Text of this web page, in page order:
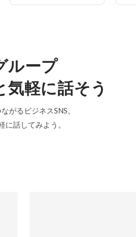
ループ
軽に話そう
がるビジネスSNS。
話してみよう。